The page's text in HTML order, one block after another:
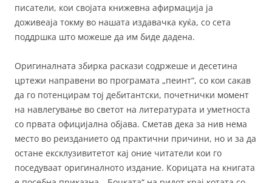
писатели, кои својата книжевна афирмација ја
доживеаја токму во нашата издавачка куќа, со сета
поддршка што можеше да им биде дадена.
Оригиналната збирка раскази содржеше и десетина
цртежи направени во програмата „пеинт“, со кои сакав
да го потенцирам тој дебитантски, почетнички момент
на навлегување во светот на литературата и уметноста
со првата официјална објава. Сметав дека за нив нема
место во реизданието од практични причини, но и за да
остане ексклузивитетот кај оние читатели кои го
поседуваат оригиналното издание. Корицата на книгата